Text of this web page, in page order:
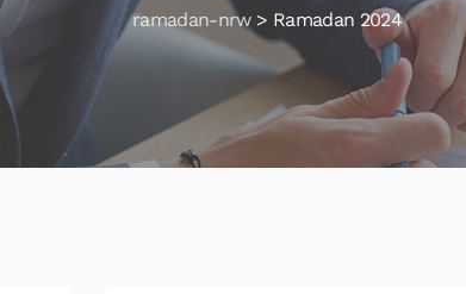
ramadan-nrw> Ramadan 2024